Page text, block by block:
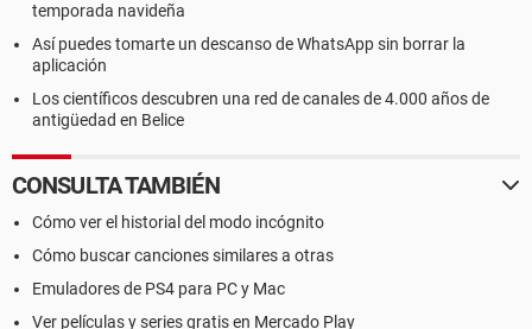
temporada navideña
Así puedes tomarte un descanso de WhatsApp sin borrar la
aplicación
Los científicos descubren una red de canales de 4.000 años de
antigüedad en Belice
CONSULTA TAMBIÉN
Cómo ver el historial del modo incógnito
Cómo buscar canciones similares a otras
Emuladores de PS4 para PC y Mac
Ver películas y series gratis en Mercado Play